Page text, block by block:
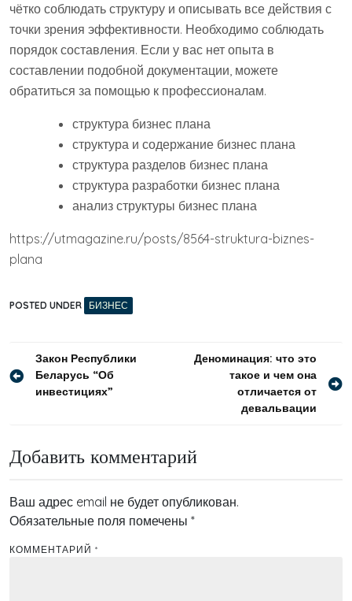
чётко соблюдать структуру и описывать все действия с
точки зрения эффективности. Необходимо соблюдать
порядок составления. Если у вас нет опыта в
составлении подобной документации, можете
обратиться за помощью к профессионалам.
структура бизнес плана
структура и содержание бизнес плана
структура разделов бизнес плана
структура разработки бизнес плана
анализ структуры бизнес плана
https://utmagazine.ru/posts/8564-struktura-biznes-
plana
POSTED UNDER БИЗНЕС
Навигация
по
Закон Республики
Беларусь “Об
инвестициях”
Деноминация: что это
такое и чем она
отличается от
девальвации
Добавить комментарий
Ваш адрес email не будет опубликован.
Обязательные поля помечены *
КОММЕНТАРИЙ *